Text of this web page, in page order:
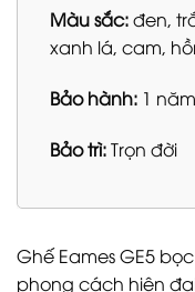
Màu sắc:đen,
xanh lá, cam,
Bảo hành: 1 năm
Bảo trì:Trọn đời
Ghế Eames GE5
phong cách hiện